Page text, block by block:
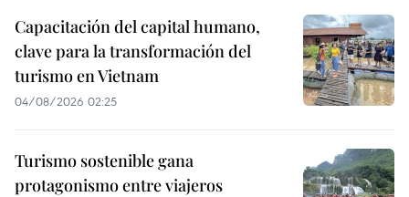
Capacitación del capital humano,
clave para la transformación del
turismo en Vietnam
04/08/2026 02:25
Turismo sostenible gana
protagonismo entre viajeros